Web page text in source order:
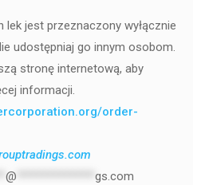
lek jest przeznaczony wyłącznie
udostępniaj go innym osobom.
stronę internetową, aby
informacji.
order-
@ gs.com